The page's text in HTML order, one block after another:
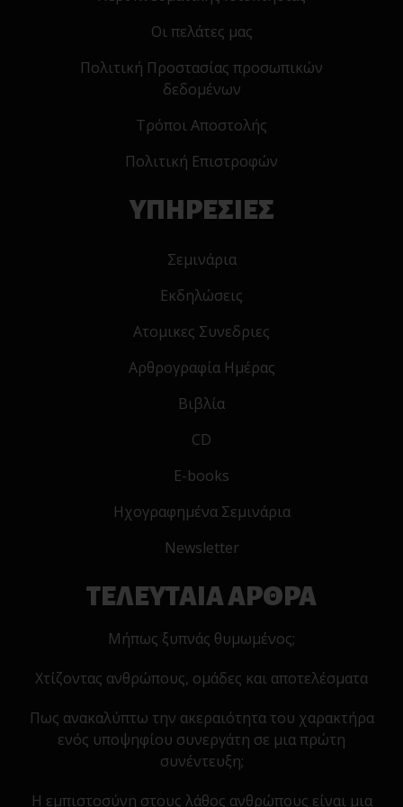
Οι πελάτες μας
Πολιτική Προστασίας προσωπικών
δεδομένων
Τρόποι Αποστολής
Πολιτική Επιστροφών
ΥΠΗΡΕΣΙΕΣ
Σεμινάρια
Εκδηλώσεις
Ατομικες Συνεδριες
Αρθρογραφία Ημέρας
Βιβλία
CD
E-books
Ηχογραφημένα Σεμινάρια
Newsletter
ΤΕΛΕΥΤΑΙΑ ΑΡΘΡΑ
Μήπως ξυπνάς θυμωμένος;
Χτίζοντας ανθρώπους, ομάδες και αποτελέσματα
Πως ανακαλύπτω την ακεραιότητα του χαρακτήρα
ενός υποψηφίου συνεργάτη σε μια πρώτη
συνέντευξη;
Η εμπιστοσύνη στους λάθος ανθρώπους είναι μια